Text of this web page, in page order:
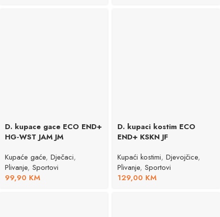
D. kupace gace ECO END+
HG-WST JAM JM
Kupaće gaće, Dječaci,
Plivanje, Sportovi
99,90 KM
D. kupaci kostim ECO
END+ KSKN JF
Kupaći kostimi, Djevojčice,
Plivanje, Sportovi
129,00 KM